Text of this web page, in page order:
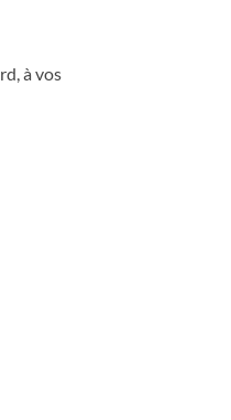
à vos